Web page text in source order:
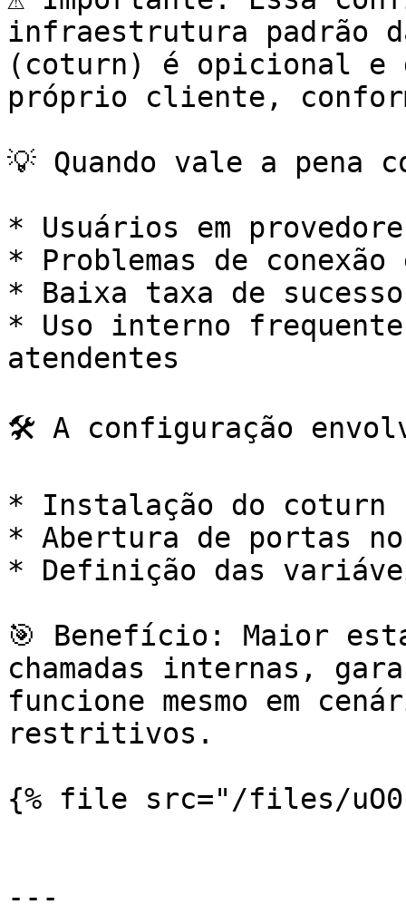
infraestrutura padrão
(coturn) é opicional e
próprio cliente,
💡 Quando vale a pena
* Usuários em
* Problemas de conexão
* Baixa taxa de
* Uso interno frequente
atendentes
🛠 A configuração
* Instalação do coturn
* Abertura de portas
* Definição das
🎯 Benefício: Maior
chamadas internas,
funcione mesmo em
restritivos.
{% file src="/files/
---